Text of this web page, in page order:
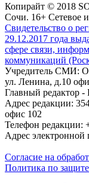
Копирайт © 2018
Сочи. 16+ Сетевое
Свидетельство о
29.12.2017 года
сфере связи,
коммуникаций
Учредитель СМИ:
ул. Ленина, д.10
Главный редактор -
Адрес редакции:
офис 102
Телефон редакции:
Адрес электронной
Согласие на
Политика по